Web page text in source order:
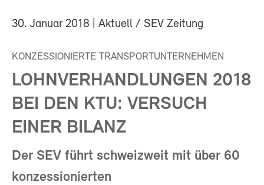
30. Januar 2018 | Aktuell / SEV Zeitung
KONZESSIONIERTE TRANSPORTUNTERNEHMEN
LOHNVERHANDLUNGEN 2018
BEI DEN KTU: VERSUCH
EINER BILANZ
Der SEV führt schweizweit mit über 60
konzessionierten